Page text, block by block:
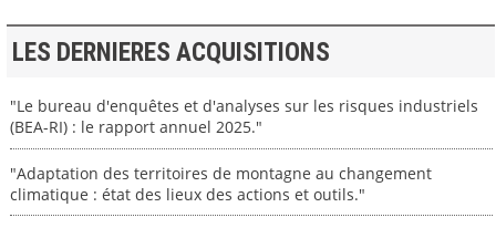
LES DERNIERES ACQUISITIONS
"Le bureau d'enquêtes et d'analyses sur les risques industriels
(BEA-RI) : le rapport annuel 2025."
"Adaptation des territoires de montagne au changement
climatique : état des lieux des actions et outils."